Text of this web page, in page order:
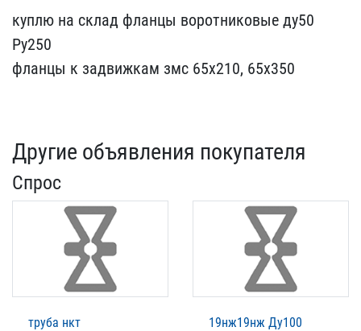
куплю на склад фланцы во​ротниковые ду50
Ру250
фл​анцы к задвижкам змс 65х​210, 65х350
Другие объявления покупателя
Спрос
труба нкт
19нж19нж Ду100